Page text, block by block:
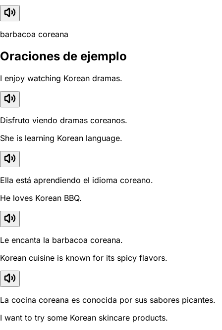
barbacoa coreana
Oraciones de ejemplo
I enjoy watching Korean dramas.
Disfruto viendo dramas coreanos.
She is learning Korean language.
Ella está aprendiendo el idioma coreano.
He loves Korean BBQ.
Le encanta la barbacoa coreana.
Korean cuisine is known for its spicy flavors.
La cocina coreana es conocida por sus sabores picantes.
I want to try some Korean skincare products.